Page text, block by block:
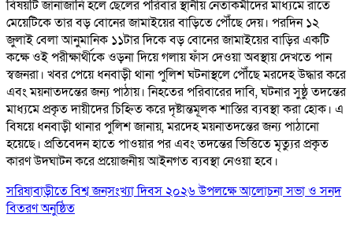
বিষয়টি জানাজানি হলে ছেলের পরিবার স্থানীয় নেতাকর্মীদের মাধ্যমে রাতে
মেয়েটিকে তার বড় বোনের জামাইয়ের বাড়িতে পৌঁছে দেয়। পরদিন ১২
জুলাই বেলা আনুমানিক ১১টার দিকে বড় বোনের জামাইয়ের বাড়ির একটি
কক্ষে ওই পরীক্ষার্থীকে ওড়না দিয়ে গলায় ফাঁস দেওয়া অবস্থায় দেখতে পান
স্বজনরা। খবর পেয়ে ধনবাড়ী থানা পুলিশ ঘটনাস্থলে পৌঁছে মরদেহ উদ্ধার করে
এবং ময়নাতদন্তের জন্য পাঠায়। নিহতের পরিবারের দাবি, ঘটনার সুষ্ঠু তদন্তের
মাধ্যমে প্রকৃত দায়ীদের চিহ্নিত করে দৃষ্টান্তমূলক শাস্তির ব্যবস্থা করা হোক। এ
বিষয়ে ধনবাড়ী থানার পুলিশ জানায়, মরদেহ ময়নাতদন্তের জন্য পাঠানো
হয়েছে। প্রতিবেদন হাতে পাওয়ার পর এবং তদন্তের ভিত্তিতে মৃত্যুর প্রকৃত
কারণ উদঘাটন করে প্রয়োজনীয় আইনগত ব্যবস্থা নেওয়া হবে।
সরিষাবাড়ীতে বিশ্ব জনসংখ্যা দিবস ২০২৬ উপলক্ষে আলোচনা সভা ও সনদ
বিতরণ অনুষ্ঠিত